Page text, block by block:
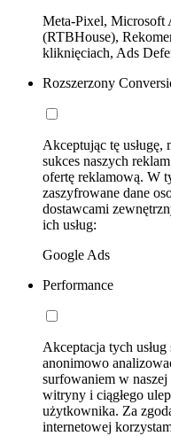
Meta-Pixel, Microsoft
(RTBHouse),
kliknięciach, Ads
Rozszerzony
Akceptując tę
sukces naszych
ofertę reklamową. W
zaszyfrowane dane
dostawcami
ich usług:
Google Ads
Performance
Akceptacja tych
anonimowo
surfowaniem w
witryny i ciągłego
użytkownika. Za
internetowej